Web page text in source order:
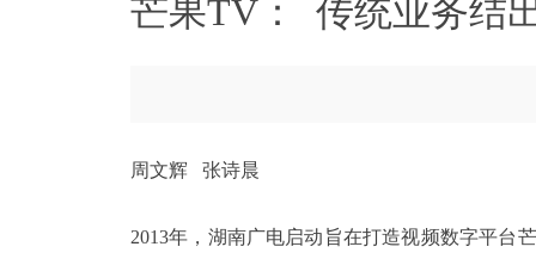
芒果TV： 传统业务结
周文辉 张诗晨
2013年，湖南广电启动旨在打造视频数字平台